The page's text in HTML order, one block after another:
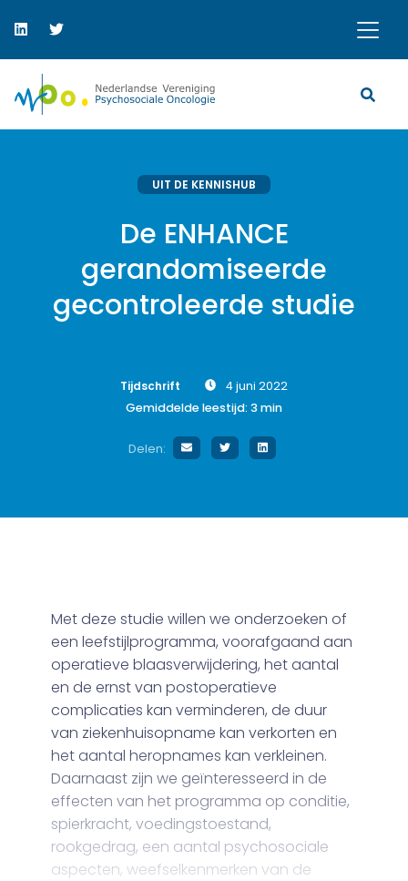
UIT DE KENNISHUB
De ENHANCE
gerandomiseerde
gecontroleerde studie
Tijdschrift
4 juni 2022
Gemiddelde leestijd: 3min
Delen:
Met deze studie willen we onderzoeken of
een leefstijlprogramma, voorafgaand aan
operatieve blaasverwijdering, het aantal
en de ernst van postoperatieve
complicaties kan verminderen, de duur
van ziekenhuisopname kan verkorten en
het aantal heropnames kan verkleinen.
Daarnaast zijn we geïnteresseerd in de
effecten van het programma op conditie,
spierkracht, voedingstoestand,
rookgedrag, een aantal psychosociale
aspecten, weefselkenmerken van de